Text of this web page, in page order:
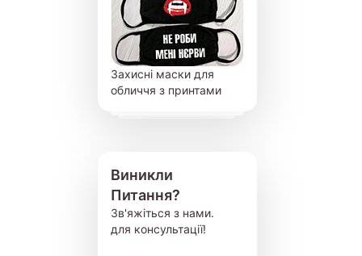
Захисні маски для
обличчя з принтами
Виникли
Питання?
Зв'яжіться з нами.
для консультації!